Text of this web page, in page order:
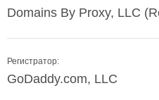
Domains By Proxy, LLC
Регистратор:
GoDaddy.com, LLC